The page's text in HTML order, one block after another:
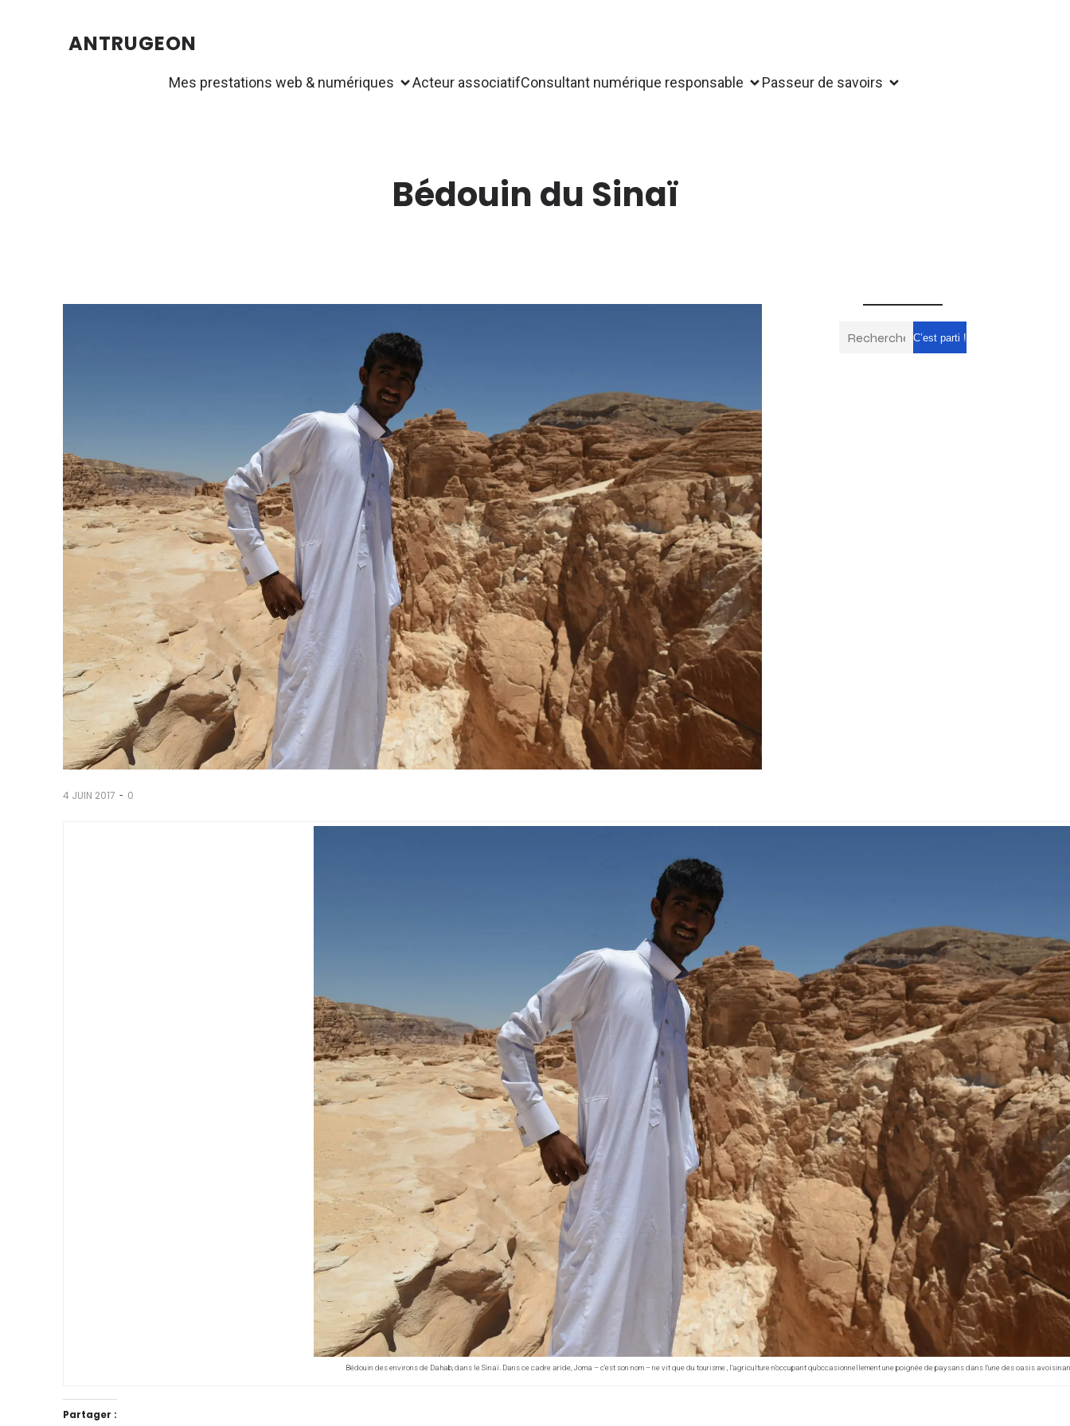
ANTRUGEON
Mes prestations web & numériques Acteur associatifConsultant numérique responsable Passeur de savoirs
Bédouin du Sinaï
4 JUIN 2017 - 0
Bédouin des environs de Dahab, dans le Sinaï. Dans ce cadre aride, Joma – c’est son nom – ne vit que du tourisme , l’agriculture n’occupant qu’occasionnellement une poignée de paysans dans l’une des oasis
Partager :
C’est parti !